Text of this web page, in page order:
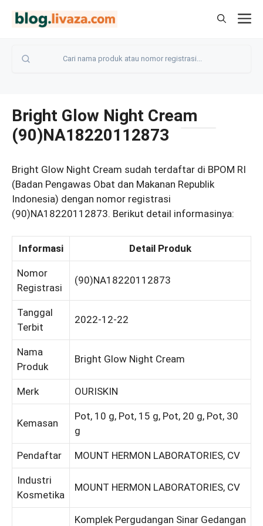
Bright Glow Night Cream
(90)NA18220112873
Bright Glow Night Cream sudah terdaftar di BPOM RI
(Badan Pengawas Obat dan Makanan Republik
Indonesia) dengan nomor registrasi
(90)NA18220112873. Berikut detail informasinya:
Informasi Detail Produk
Nomor
Registrasi
(90)NA18220112873
Tanggal
Terbit
2022-12-22
Nama
Produk
Bright Glow Night Cream
Merk OURISKIN
Kemasan
Pot, 10 g, Pot, 15 g, Pot, 20 g, Pot, 30
g
Pendaftar MOUNT HERMON LABORATORIES, CV
Industri
Kosmetika
MOUNT HERMON LABORATORIES, CV
Komplek Pergudangan Sinar Gedangan